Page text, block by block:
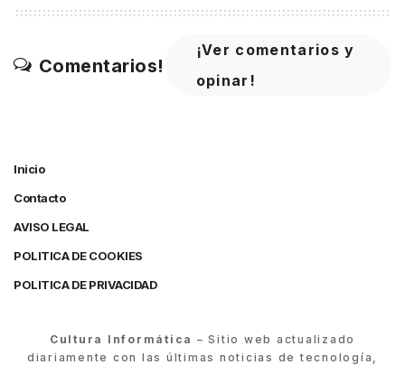
Comentarios!
¡Ver comentarios y
opinar!
Inicio
Contacto
AVISO LEGAL
POLITICA DE COOKIES
POLITICA DE PRIVACIDAD
Cultura Informática – Sitio web actualizado
diariamente con las últimas noticias de tecnología,